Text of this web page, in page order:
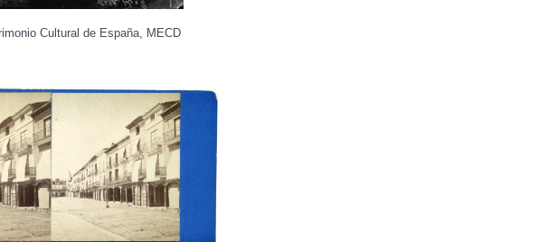
Cultural de España, MECD